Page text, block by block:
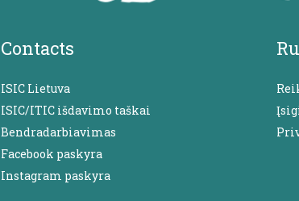
Contacts
ISIC Lietuva
ISIC/ITIC išdavimo taškai
Bendradarbiavimas
Facebook paskyra
Instagram paskyra